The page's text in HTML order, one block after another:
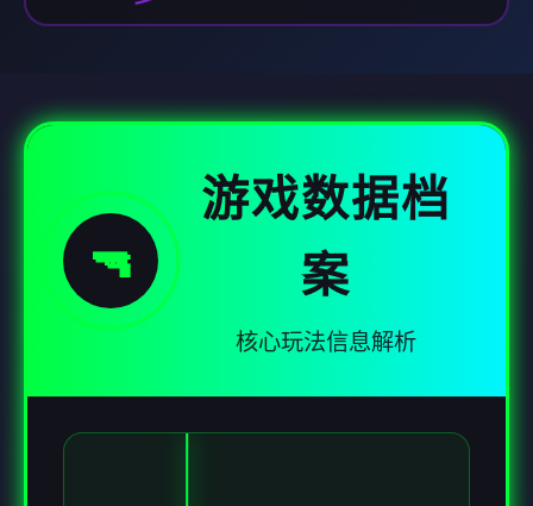
🔫
游戏数据档
案
核心玩法信息解析